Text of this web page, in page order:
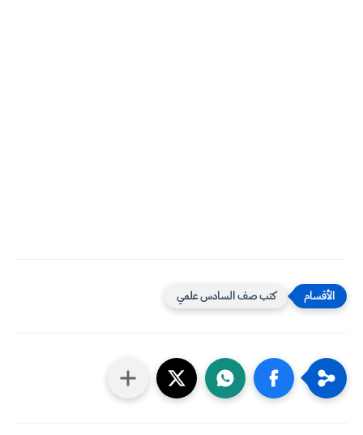
كتب صف السادس علمي